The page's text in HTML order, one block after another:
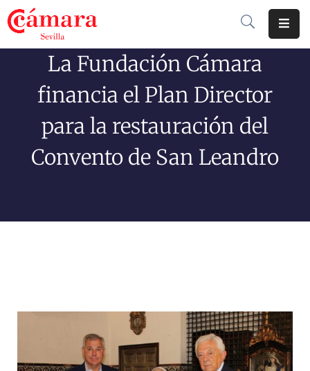
Comercio
Soluciones
Club
La Fundación Cámara
financia el Plan Director
para la restauración del
Convento de San Leandro